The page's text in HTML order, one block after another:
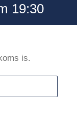
19:30
is.